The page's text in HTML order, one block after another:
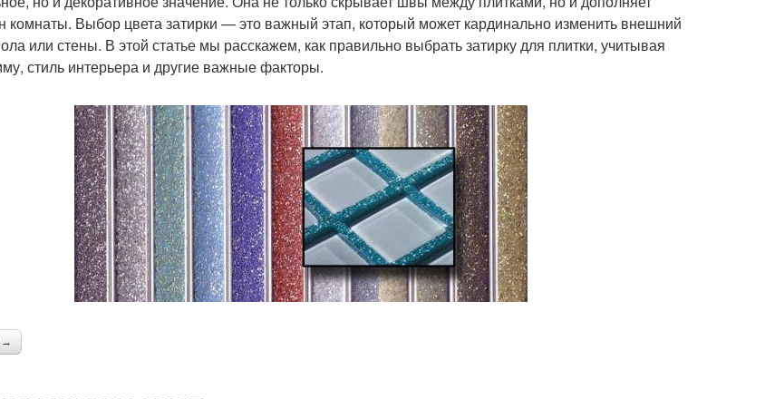
комнаты. Выбор цвета затирки — это важный этап, который может кардинально изменить внешний
или стены. В этой статье мы расскажем, как правильно выбрать затирку для плитки, учитывая
стиль интерьера и другие важные факторы.
→